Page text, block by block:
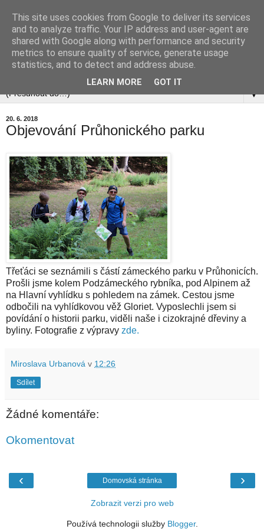
▼
20. 6. 2018
Objevování Průhonického parku
Třeťáci se seznámili s částí zámeckého parku v Průhonicích.
Prošli jsme kolem Podzámeckého rybníka, pod Alpinem až
na Hlavní vyhlídku s pohledem na zámek. Cestou jsme
odbočili na vyhlídkovou věž Gloriet. Vyposlechli jsem si
povídání o historii parku, viděli naše i cizokrajné dřeviny a
byliny. Fotografie z výpravy zde.
Miroslava Urbanová v 12:26
Sdílet
Žádné komentáře:
Okomentovat
‹ ›
Domovská stránka
Zobrazit verzi pro web
Používá technologii služby Blogger.
This site uses cookies from Google to deliver its services
and to analyze traffic. Your IP address and user-agent are
shared with Google along with performance and security
metrics to ensure quality of service, generate usage
statistics, and to detect and address abuse.
LEARN MORE GOT IT